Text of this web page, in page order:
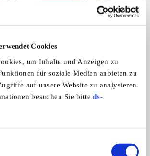
Cookies
um Inhalte und Anzeigen zu
für soziale Medien anbieten zu
auf unsere Website zu analysieren.
besuchen Sie bitte ds-
19.600,- €
auch interessieren